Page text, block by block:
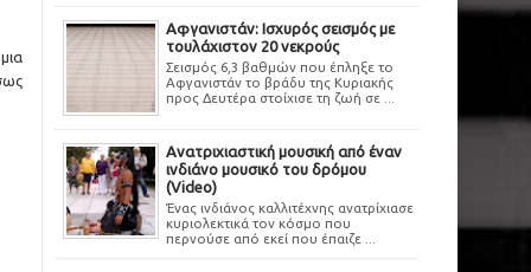
Αφγανιστάν: Ισχυρός σεισμός με
τουλάχιστον 20 νεκρούς
Σεισμός 6,3 βαθμών που έπληξε το
Αφγανιστάν το βράδυ της Κυριακής
προς Δευτέρα στοίχισε τη ζωή σε ...
Ανατριχιαστική μουσική από έναν
ινδιάνο μουσικό του δρόμου
(Video)
Ένας ινδιάνος καλλιτέχνης ανατρίχιασε
κυριολεκτικά τον κόσμο που
περνούσε από εκεί που έπαιζε ...